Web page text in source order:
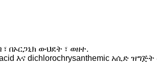
በኦርጋኒክ ውህደት ፣ ወዘተ.
እና dichlorochrysanthemic አሲድ